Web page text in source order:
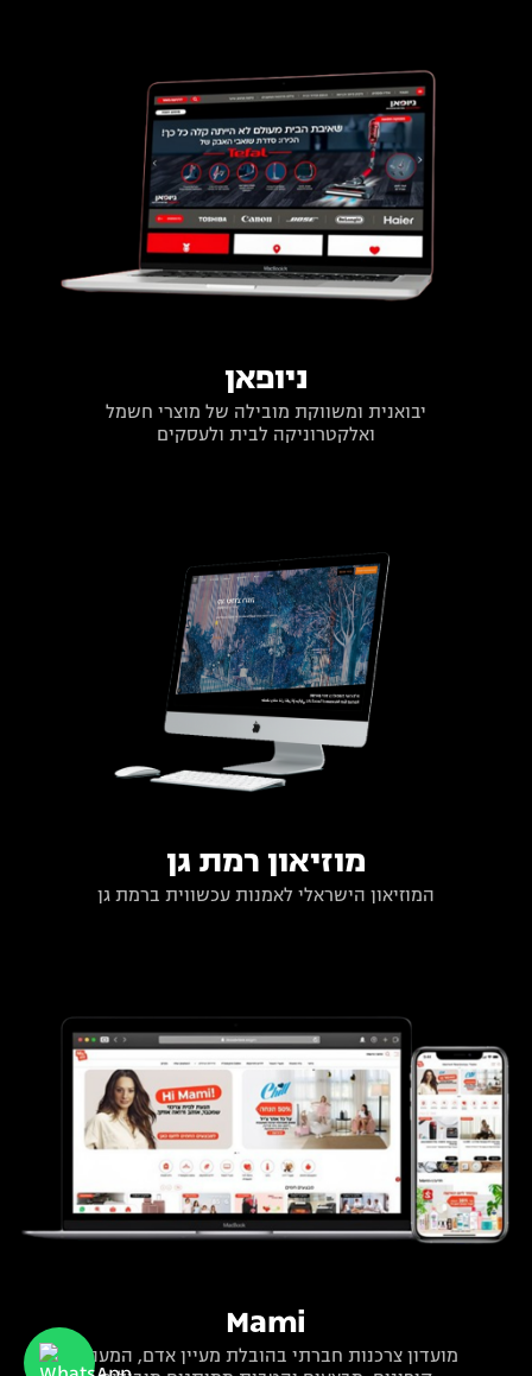
ניופאן
יבואנית ומשווקת מובילה של מוצרי חשמל
ואלקטרוניקה לבית ולעסקים
מוזיאון רמת גן
המוזיאון הישראלי לאמנות עכשווית ברמת גן
Mami
מועדון צרכנות חברתי בהובלת מעיין אדם, המעניק